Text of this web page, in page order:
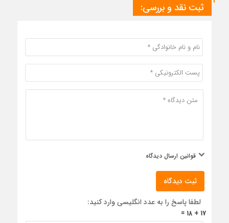
ثبت نقد و بررسی:
قوانین ارسال دیدگاه
ثبت دیدگاه
لطفا پاسخ را به عدد انگلیسی وارد کنید:
17 + 18 =